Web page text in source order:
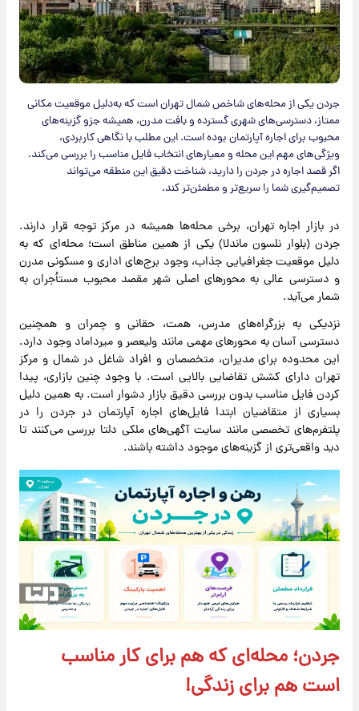
جردن یکی از محله‌های شاخص شمال تهران است که به‌دلیل موقعیت مکانی
ممتاز، دسترسی‌های شهری گسترده و بافت مدرن، همیشه جزو گزینه‌های
محبوب برای اجاره آپارتمان بوده است. این مطلب با نگاهی کاربردی،
ویژگی‌های مهم این محله و معیارهای انتخاب فایل مناسب را بررسی می‌کند.
اگر قصد اجاره در جردن را دارید، شناخت دقیق این منطقه می‌تواند
تصمیم‌گیری شما را سریع‌تر و مطمئن‌تر کند.
در بازار اجاره تهران، برخی محله‌ها همیشه در مرکز توجه قرار دارند.
جردن (بلوار نلسون ماندلا) یکی از همین مناطق است؛ محله‌ای که به
دلیل موقعیت جغرافیایی جذاب، وجود برج‌های اداری و مسکونی مدرن
و دسترسی عالی به محور‌های اصلی شهر مقصد محبوب مستأجران به
شمار می‌آید.
نزدیکی به بزرگراه‌های مدرس، همت، حقانی و چمران و همچنین
دسترسی آسان به محورهای مهمی مانند ولیعصر و میرداماد وجود دارد.
این محدوده برای مدیران، متخصصان و افراد شاغل در شمال و مرکز
تهران دارای کشش تقاضایی بالایی است. با وجود چنین بازاری، پیدا
کردن فایل مناسب بدون بررسی دقیق بازار دشوار است. به همین دلیل
بسیاری از متقاضیان ابتدا فایل‌های اجاره آپارتمان در جردن را در
پلتفرم‌های تخصصی مانند سایت آگهی‌های ملکی دلتا بررسی می‌کنند تا
دید واقعی‌تری از گزینه‌های موجود داشته باشند.
جردن؛ محله‌ای که هم برای کار مناسب
است هم برای زندگی!